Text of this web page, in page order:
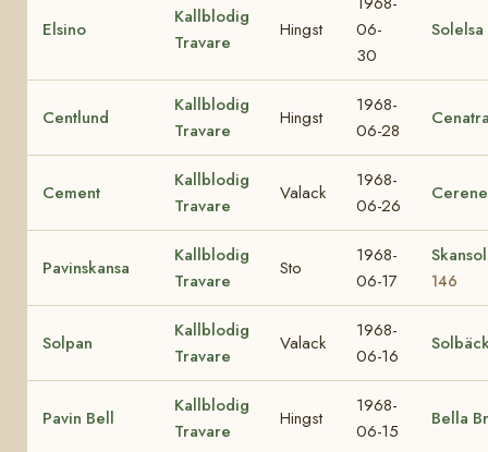
Elsino
Kallblodig
Travare
Hingst
06-
30
Solelsa
Centlund
Kallblodig
Travare
Hingst
1968-
06-28
Cement
Kallblodig
Travare
Valack
1968-
06-26
Cerene
Pavinskansa
Kallblodig
Travare
Sto
1968-
06-17
146
Solpan
Kallblodig
Travare
Valack
1968-
06-16
Pavin Bell
Kallblodig
Travare
Hingst
1968-
06-15
Bella